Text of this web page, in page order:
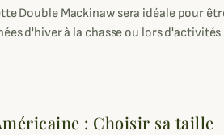
Double Mackinaw sera idéale pour
d'hiver à la chasse ou lors
: Choisir sa taille